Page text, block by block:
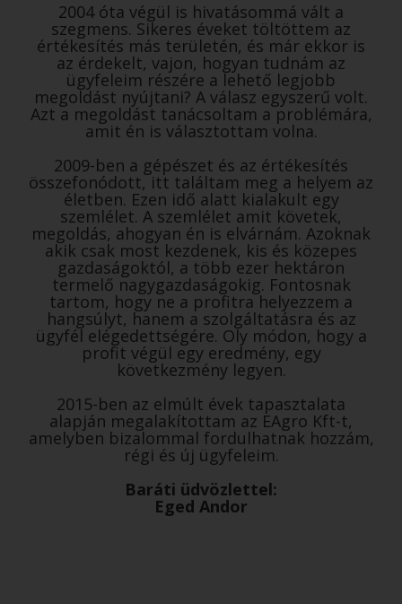
2004 óta végül is hivatásommá vált a
szegmens. Sikeres éveket töltöttem az
értékesítés más területén, és már ekkor is
az érdekelt, vajon, hogyan tudnám az
ügyfeleim részére a lehető legjobb
megoldást nyújtani? A válasz egyszerű volt.
Azt a megoldást tanácsoltam a problémára,
amit én is választottam volna.
2009-ben a gépészet és az értékesítés
összefonódott, itt találtam meg a helyem az
életben. Ezen idő alatt kialakult egy
szemlélet. A szemlélet amit követek,
megoldás, ahogyan én is elvárnám. Azoknak
akik csak most kezdenek, kis és közepes
gazdaságoktól, a több ezer hektáron
termelő nagygazdaságokig. Fontosnak
tartom, hogy ne a profitra helyezzem a
hangsúlyt, hanem a szolgáltatásra és az
ügyfél elégedettségére. Oly módon, hogy a
profit végül egy eredmény, egy
következmény legyen.
2015-ben az elmúlt évek tapasztalata
alapján megalakítottam az EAgro Kft-t,
amelyben bizalommal fordulhatnak hozzám,
régi és új ügyfeleim.
Baráti üdvözlettel:
Eged Andor